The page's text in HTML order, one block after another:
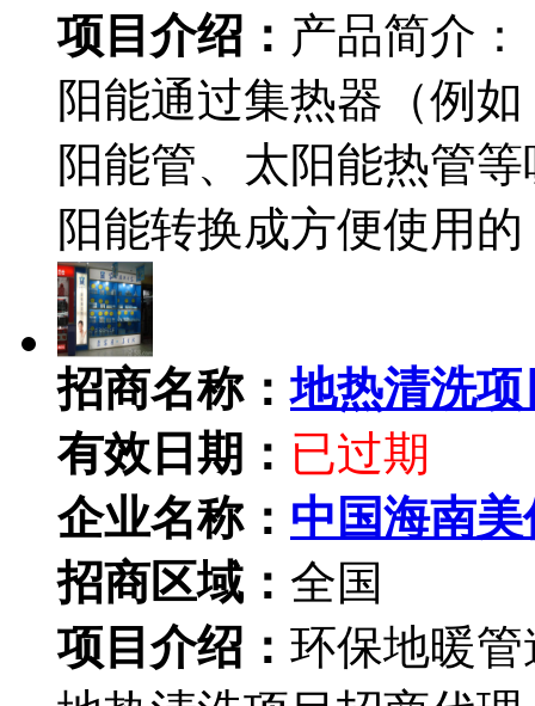
项目介绍： 产品简介
阳能通过集热器（例
阳能管、太阳能热管
阳能转换成方便使用
招商名称：地热清洗
有效日期： 已过期
企业名称： 中国海南
招商区域： 全国
项目介绍： 环保地暖